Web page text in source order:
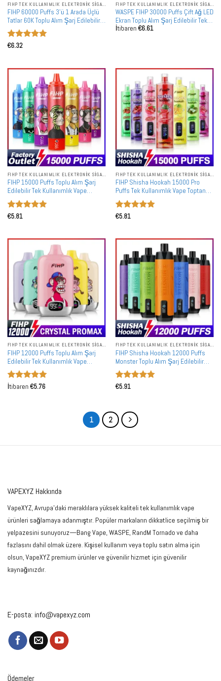
FIHP TEK KULLANIMLIK ELEKTRONIK SIGARALAR
FIHP 60000 Puffs 3'ü 1 Arada Üçlü
Tatlar 60K Toplu Alım Şarj Edilebilir
LED Ekranlı Tek Kullanımlık Vape
Toptan Satış
5 üzerinden
€6.32
FIHP TEK KULLANIMLIK ELEKTRONIK SIGARALAR
WASPE FIHP 30000 Puffs Çift Ağ LED
Ekran Toplu Alım Şarj Edilebilir Tek
Kullanımlık Vape Toptan Satış
İtibaren €6.61
FIHP TEK KULLANIMLIK ELEKTRONIK SIGARALAR
FIHP 15000 Puffs Toplu Alım Şarj
Edilebilir Tek Kullanımlık Vape
Toptan Satış
5 üzerinden
€5.81
FIHP TEK KULLANIMLIK ELEKTRONIK SIGARALAR
FIHP Shisha Hookah 15000 Pro
Puffs Tek Kullanımlık Vape Toptan
Satış
5 üzerinden
€5.81
FIHP TEK KULLANIMLIK ELEKTRONIK SIGARALAR
FIHP 12000 Puffs Toplu Alım Şarj
Edilebilir Tek Kullanımlık Vape
Toptan Satış
5 üzerinden
İtibaren €5.76
FIHP TEK KULLANIMLIK ELEKTRONIK SIGARALAR
FIHP Shisha Hookah 12000 Puffs
Monster Toplu Alım Şarj Edilebilir
Tek Kullanımlık Vape Toptan Satış
5 üzerinden
€5.91
1 2
VAPEXYZ Hakkında
VapeXYZ, Avrupa'daki meraklılara yüksek kaliteli tek kullanımlık vape
ürünleri sağlamaya adanmıştır. Popüler markaların dikkatlice seçilmiş bir
yelpazesini sunuyoruz—Bang Vape, WASPE, RandM Tornado ve daha
fazlasını dahil olmak üzere. Kişisel kullanım veya toplu satın alma için
olsun, VapeXYZ premium ürünler ve güvenilir hizmet için güvenilir
kaynağınızdır.
E-posta: info@vapexyz.com
Ödemeler